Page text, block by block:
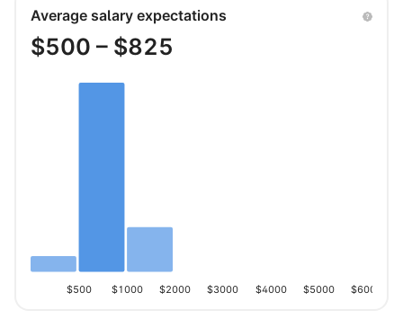
Average salary expectations
$500 – $825
$500 $1000 $2000 $3000 $4000 $5000 $6000